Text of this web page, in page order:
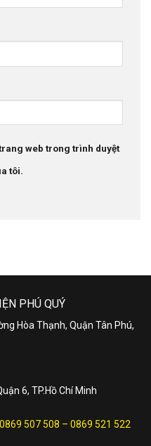
web trong trình duyệt
tôi.
PHÚ QUÝ
Hòa Thạnh, Quận Tân Phú,
6, TP.Hồ Chí Minh
0869 507 508 – 0869 521 522